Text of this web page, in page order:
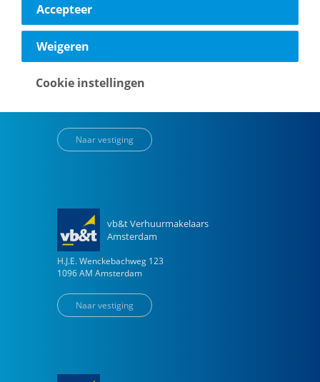
Naar vestiging
vb&t Verhuurmakelaars
Amsterdam
H.J.E. Wenckebachweg 123
1096 AM Amsterdam
Naar vestiging
Accepteer
Weigeren
Cookie instellingen